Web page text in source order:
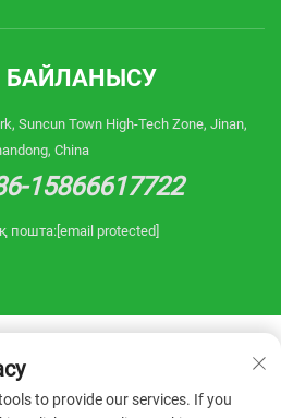
БАЙЛАНЫСУ
Suncun Town High-Tech Zone, Jinan,
China
15866617722
пошта: [email protected]
to provide our services. If you